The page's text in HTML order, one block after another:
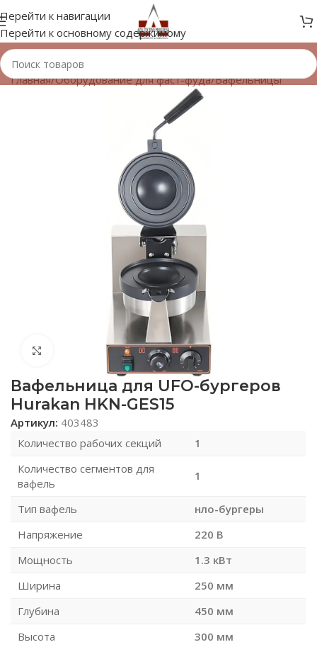
Перейти к навигации
Перейти к основному содержимому
Главная/Оборудование для фаст-фуда/Вафельницы
Нажмите, чтобы увеличить
Вафельница для UFO-бургеров
Hurakan HKN-GES15
Артикул: 403483
Количество рабочих секций
1
Количество сегментов для
вафель
1
Тип вафель
нло-бургеры
Напряжение
220 В
Мощность
1.3 кВт
Ширина
250 мм
Глубина
450 мм
Высота
300 мм